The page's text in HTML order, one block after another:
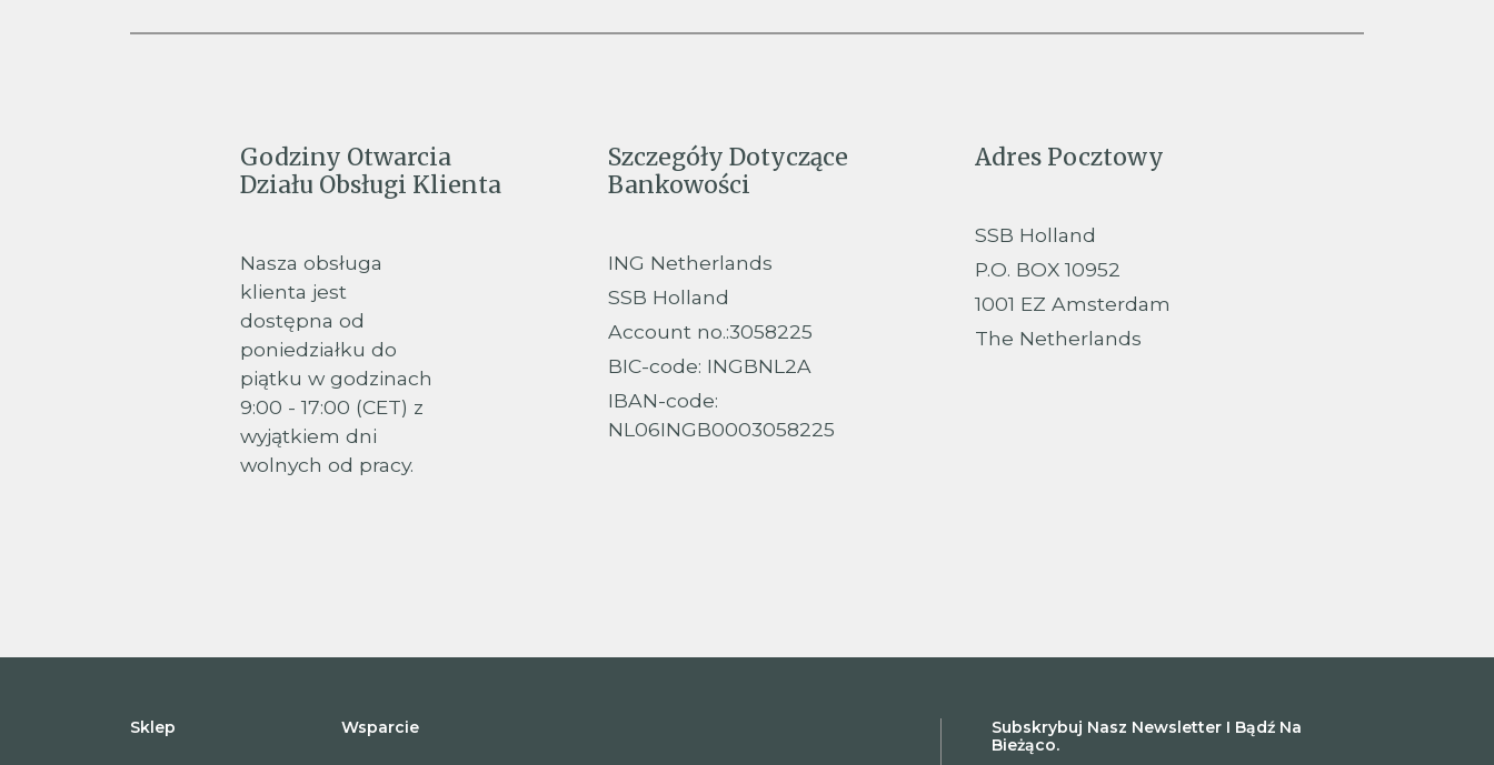
Godziny Otwarcia
Działu Obsługi Klienta
Nasza obsługa
klienta jest
dostępna od
poniedziałku do
piątku w godzinach
9:00 - 17:00 (CET) z
wyjątkiem dni
wolnych od pracy.
Szczegóły Dotyczące
Bankowości
ING Netherlands
SSB Holland
Account no.:3058225
BIC-code: INGBNL2A
IBAN-code:
NL06INGB0003058225
Adres Pocztowy
SSB Holland
P.O. BOX 10952
1001 EZ Amsterdam
The Netherlands
Sklep Wsparcie
Subskrybuj Nasz Newsletter I Bądź Na
Bieżąco.